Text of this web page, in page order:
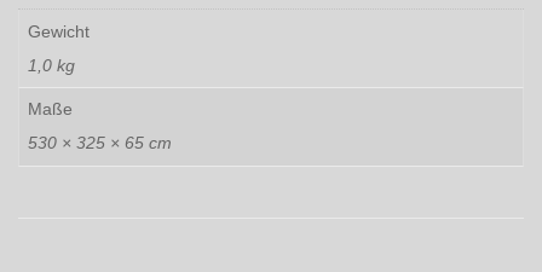
Gewicht
1,0 kg
Maße
530 × 325 × 65 cm